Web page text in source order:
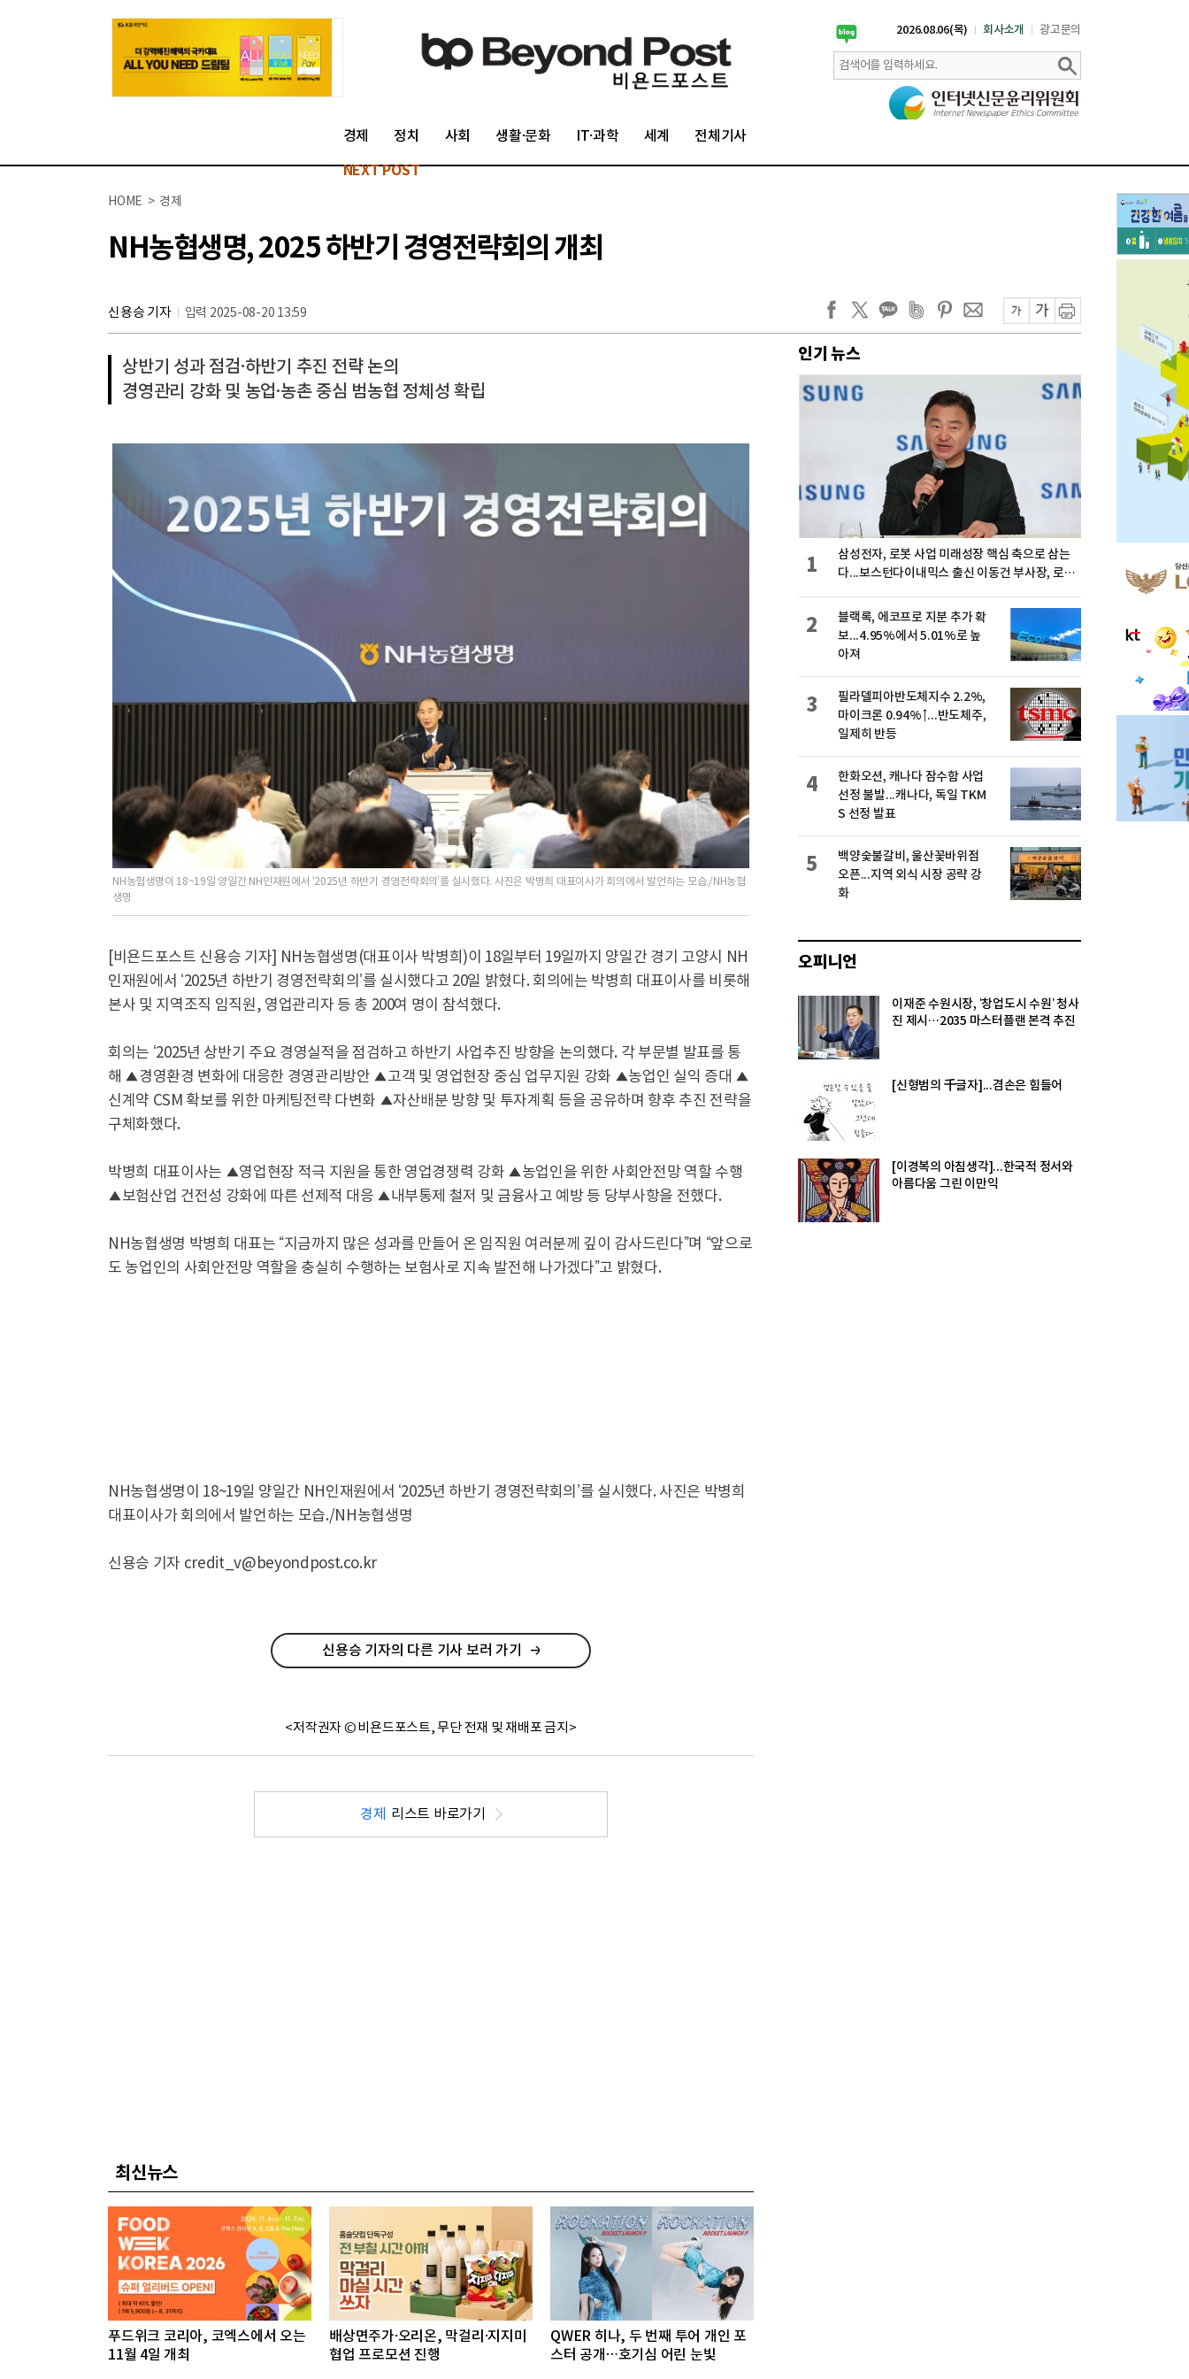
2026.08.06(목) 회사소개 광고문의
경제 정치 사회 생활·문화 IT·과학 세계 전체기사
NEXT POST
HOME > 경제
NH농협생명, 2025 하반기 경영전략회의 개최
신용승 기자 입력 2025-08-20 13:59
상반기 성과 점검·하반기 추진 전략 논의
경영관리 강화 및 농업·농촌 중심 범농협 정체성 확립
NH농협생명이 18~19일 양일간 NH인재원에서 ‘2025년 하반기 경영전략회의’를 실시했다. 사진은 박병희 대표이사가 회의에서 발언하는 모습./NH농협
생명
[비욘드포스트 신용승 기자] NH농협생명(대표이사 박병희)이 18일부터 19일까지 양일간 경기 고양시 NH
인재원에서 ‘2025년 하반기 경영전략회의’를 실시했다고 20일 밝혔다. 회의에는 박병희 대표이사를 비롯해
본사 및 지역조직 임직원, 영업관리자 등 총 200여 명이 참석했다.
회의는 ‘2025년 상반기 주요 경영실적을 점검하고 하반기 사업추진 방향을 논의했다. 각 부문별 발표를 통
해 ▲경영환경 변화에 대응한 경영관리방안 ▲고객 및 영업현장 중심 업무지원 강화 ▲농업인 실익 증대 ▲
신계약 CSM 확보를 위한 마케팅전략 다변화 ▲자산배분 방향 및 투자계획 등을 공유하며 향후 추진 전략을
구체화했다.
박병희 대표이사는 ▲영업현장 적극 지원을 통한 영업경쟁력 강화 ▲농업인을 위한 사회안전망 역할 수행
▲보험산업 건전성 강화에 따른 선제적 대응 ▲내부통제 철저 및 금융사고 예방 등 당부사항을 전했다.
NH농협생명 박병희 대표는 “지금까지 많은 성과를 만들어 온 임직원 여러분께 깊이 감사드린다”며 “앞으로
도 농업인의 사회안전망 역할을 충실히 수행하는 보험사로 지속 발전해 나가겠다”고 밝혔다.
NH농협생명이 18~19일 양일간 NH인재원에서 ‘2025년 하반기 경영전략회의’를 실시했다. 사진은 박병희
대표이사가 회의에서 발언하는 모습./NH농협생명
신용승 기자 credit_v@beyondpost.co.kr
신용승 기자의 다른 기사 보러 가기
<저작권자 © 비욘드포스트, 무단 전재 및 재배포 금지>
경제 리스트 바로가기
최신뉴스
푸드위크 코리아, 코엑스에서 오는
11월 4일 개최
배상면주가·오리온, 막걸리·지지미
협업 프로모션 진행
QWER 히나, 두 번째 투어 개인 포
스터 공개…호기심 어린 눈빛
인기 뉴스
삼성전자, 로봇 사업 미래성장 핵심 축으로 삼는
다...보스턴다이내믹스 출신 이동건 부사장, 로보
1
블랙록, 에코프로 지분 추가 확
보...4.95%에서 5.01%로 높
아져
2
필라델피아반도체지수 2.2%,
마이크론 0.94%↑...반도체주,
일제히 반등
3
한화오션, 캐나다 잠수함 사업
선정 불발...캐나다, 독일 TKM
S 선정 발표
4
백양숯불갈비, 울산꽃바위점
오픈...지역 외식 시장 공략 강
화
5
오피니언
이재준 수원시장, ‘창업도시 수원’ 청사
진 제시…2035 마스터플랜 본격 추진
[신형범의 千글자]...겸손은 힘들어
[이경복의 아침생각]...한국적 정서와
아름다움 그린 이만익